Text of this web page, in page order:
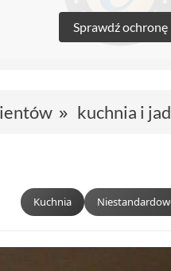
Sprawdź ochronę
kuchnia i
Kuchnia